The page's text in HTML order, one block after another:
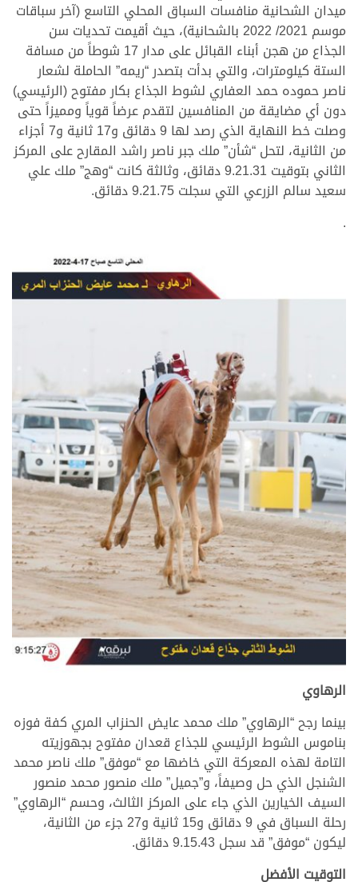
ميدان الشحانية منافسات السباق المحلي التاسع (آخر سباقات
موسم 2021/ 2022 بالشحانية)، حيث أقيمت تحديات سن
الجذاع من هجن أبناء القبائل على مدار 17 شوطاً من مسافة
الستة كيلومترات، والتي بدأت بتصدر “ريمه” الحاملة لشعار
ناصر حموده حمد العفاري لشوط الجذاع بكار مفتوح (الرئيسي)
دون أي مضايقة من المنافسين لتقدم عرضاً قوياً ومميزاً حتى
وصلت خط النهاية الذي رصد لها 9 دقائق و17 ثانية و7 أجزاء
من الثانية، لتحل “شأن” ملك جبر ناصر راشد المقارح على المركز
الثاني بتوقيت 9.21.31 دقائق، وثالثة كانت “وهج” ملك علي
سعيد سالم الزرعي التي سجلت 9.21.75 دقائق.
.
الرهاوي
بينما رجح “الرهاوي” ملك محمد عايض الحنزاب المري كفة فوزه
بناموس الشوط الرئيسي للجذاع قعدان مفتوح بجهوزيته
التامة لهذه المعركة التي خاضها مع “موفق” ملك ناصر محمد
الشنجل الذي حل وصيفاً، و”جميل” ملك منصور محمد منصور
السيف الخيارين الذي جاء على المركز الثالث، وحسم “الرهاوي”
رحلة السباق في 9 دقائق و15 ثانية و27 جزء من الثانية،
ليكون “موفق” قد سجل 9.15.43 دقائق.
التوقيت الأفضل